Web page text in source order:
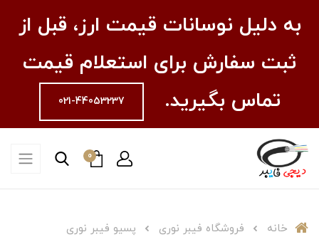
به دلیل نوسانات قیمت ارز، قبل از
ثبت سفارش برای استعلام قیمت
تماس بگیرید.
021-44053237
0
خانه فروشگاه فیبر نوری
پسیو فیبر نوری